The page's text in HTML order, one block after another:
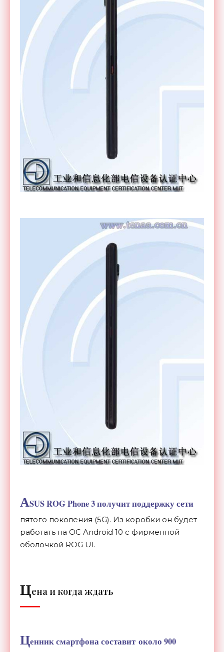
ASUS ROG Phone 3 получит поддержку сети
пятого поколения (5G). Из коробки он будет
работать на ОС Android 10 с фирменной
оболочкой ROG UI.
Цена и когда ждать
Ценник смартфона составит около 900